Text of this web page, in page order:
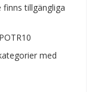
tillgängliga
med